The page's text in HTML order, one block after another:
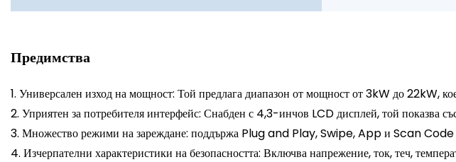
Предимства
1. Универсален изход на мощност: Той предлага диапазон от мощност от 3kW до 22kW,
2. Уприятен за потребителя интерфейс: Снабден с 4,3-инчов LCD дисплей, той показва
3. Множество режими на зареждане: поддържа Plug and Play, Swipe, App и Scan Code
4. Изчерпателни характеристики на безопасността: Включва напрежение, ток, теч,